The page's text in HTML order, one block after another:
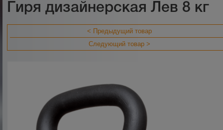
Гиря дизайнерская Лев 8 кг
< Предыдущий товар
Следующий товар >